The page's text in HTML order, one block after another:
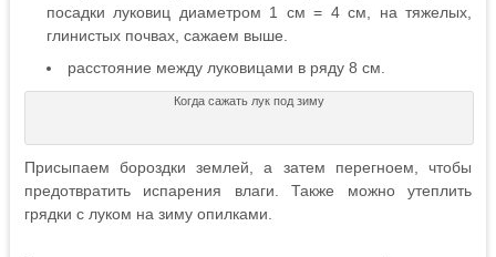
посадки луковиц диаметром 1 см = 4 см, на тяжелых,
глинистых почвах, сажаем выше.
расстояние между луковицами в ряду 8 см.
Когда сажать лук под зиму
Присыпаем бороздки землей, а затем перегноем, чтобы
предотвратить испарения влаги. Также можно утеплить
грядки с луком на зиму опилками.